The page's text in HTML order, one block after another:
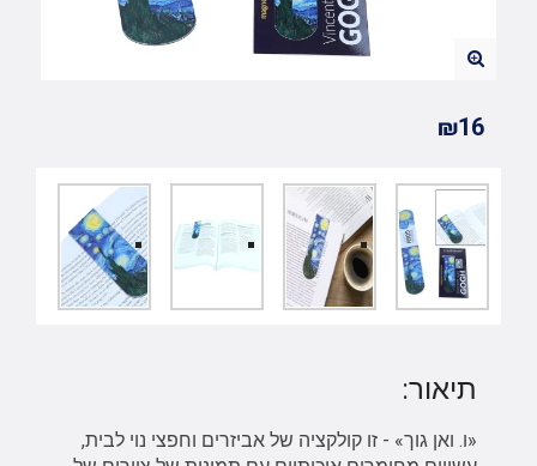
₪16
תיאור:
«ו. ואן גוך» - זו קולקציה של אביזרים וחפצי נוי לבית,